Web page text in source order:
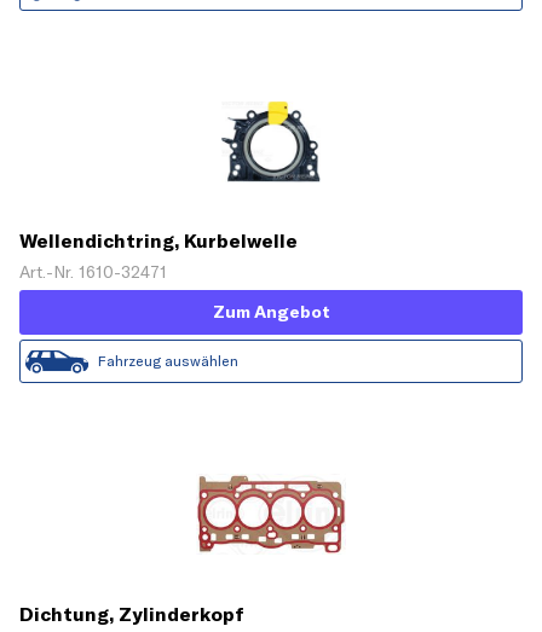
Wellendichtring, Kurbelwelle
Art.-Nr. 1610-32471
Zum Angebot
Fahrzeug auswählen
Dichtung, Zylinderkopf